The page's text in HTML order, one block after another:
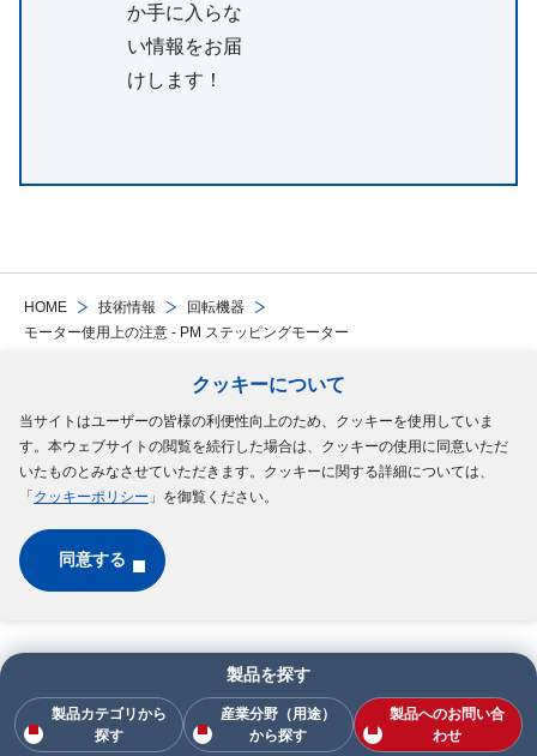
クッキーについて
当サイトはユーザーの皆様の利便性向上のため、クッキーを使用していま
す。本ウェブサイトの閲覧を続行した場合は、クッキーの使用に同意いただ
いたものとみなさせていただきます。クッキーに関する詳細については、
「 クッキーポリシー 」を御覧ください。
同意する
HOME 技術情報
回転機器
モーター使用上の注意 - PM ステッピングモーター
製品を探す
製品カテゴリから
探す
産業分野（用途）
から探す
製品へのお問い合
わせ
か手に入らな
い情報をお届
けします！
サイトマップご利用規約個人情報の保護についてクッキーポリシー
ソーシャルメディアポリシー
Copyright © MinebeaMitsumi Inc. All rights reserved.​